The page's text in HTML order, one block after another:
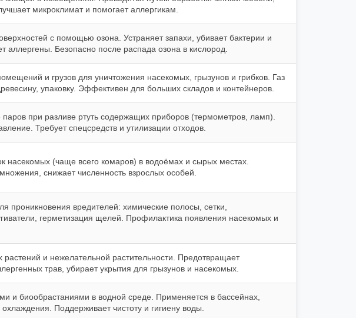
микроклимат и помогает аллергикам.
с помощью озона. Устраняет запахи, убивает бактерии и
аллергены. Безопасно после распада озона в кислород.
и грузов для уничтожения насекомых, грызунов и грибков. Газ
упаковку. Эффективен для больших складов и контейнеров.
паров при разливе ртуть содержащих приборов (термометров, ламп).
Требует спецсредств и утилизации отходов.
насекомых (чаще всего комаров) в водоёмах и сырых местах.
снижает численность взрослых особей.
проникновения вредителей: химические полосы, сетки,
герметизация щелей. Профилактика появления насекомых и
растений и нежелательной растительности. Предотвращает
трав, убирает укрытия для грызунов и насекомых.
и биообрастаниями в водной среде. Применяется в бассейнах,
Поддерживает чистоту и гигиену воды.